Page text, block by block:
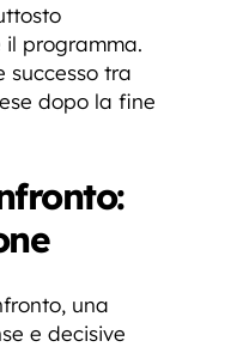
programma.
successo tra
dopo la fine
una
e decisive